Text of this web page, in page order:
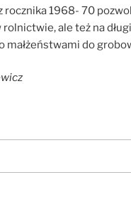
rocznika 1968- 70
ale też na
małżeństwami do